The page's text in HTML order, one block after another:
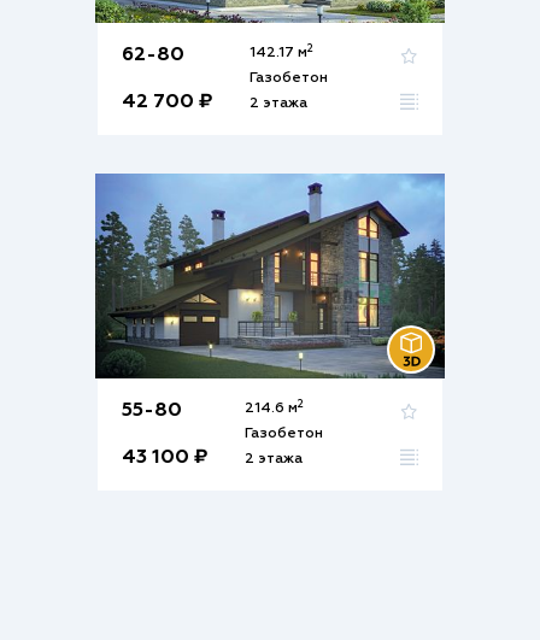
62-80
42 700 ₽
142.17 м2
Газобетон
2 этажа
55-80
43 100 ₽
214.6 м2
Газобетон
2 этажа